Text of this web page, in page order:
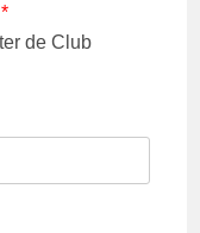
*
de Club